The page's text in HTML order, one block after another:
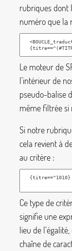
rubriques dont
numéro que la
Le moteur de
l’intérieur de
pseudo-balise
même filtrée si
Si notre
cela revient à
au critère :
Ce type de
signifie une
lieu de
chaîne de